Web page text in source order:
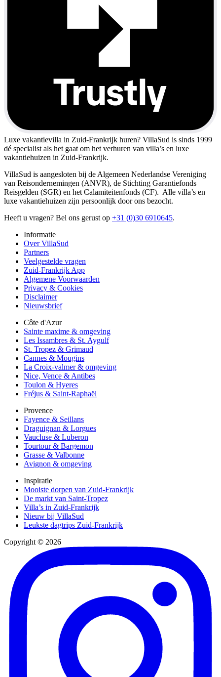
Luxe vakantievilla in Zuid-Frankrijk huren? VillaSud is sinds 1999
dé specialist als het gaat om het verhuren van villa’s en luxe
vakantiehuizen in Zuid-Frankrijk.
VillaSud is aangesloten bij de Algemeen Nederlandse Vereniging
van Reisondernemingen (ANVR), de Stichting Garantiefonds
Reisgelden (SGR) en het Calamiteitenfonds (CF). Alle villa’s en
luxe vakantiehuizen zijn persoonlijk door ons bezocht.
Heeft u vragen? Bel ons gerust op +31 (0)30 6910645.
Informatie
Over VillaSud
Partners
Veelgestelde vragen
Zuid-Frankrijk App
Algemene Voorwaarden
Privacy & Cookies
Disclaimer
Nieuwsbrief
Côte d'Azur
Sainte maxime & omgeving
Les Issambres & St. Aygulf
St. Tropez & Grimaud
Cannes & Mougins
La Croix-valmer & omgeving
Nice, Vence & Antibes
Toulon & Hyeres
Fréjus & Saint-Raphaël
Provence
Fayence & Seillans
Draguignan & Lorgues
Vaucluse & Luberon
Tourtour & Bargemon
Grasse & Valbonne
Avignon & omgeving
Inspiratie
Mooiste dorpen van Zuid-Frankrijk
De markt van Saint-Tropez
Villa’s in Zuid-Frankrijk
Nieuw bij VillaSud
Leukste dagtrips Zuid-Frankrijk
Copyright © 2026